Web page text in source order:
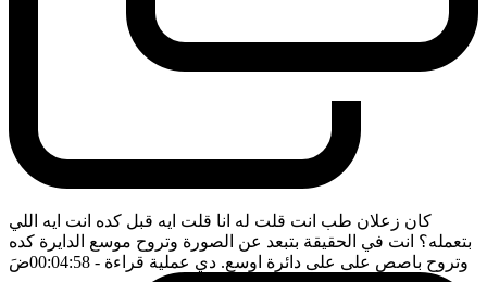
كان زعلان طب انت قلت له انا قلت ايه قبل كده انت ايه اللي
بتعمله؟ انت في الحقيقة بتبعد عن الصورة وتروح موسع الدايرة كده
وتروح باصص على على دائرة اوسع. دي عملية قراءة - 00:04:58 ضَ